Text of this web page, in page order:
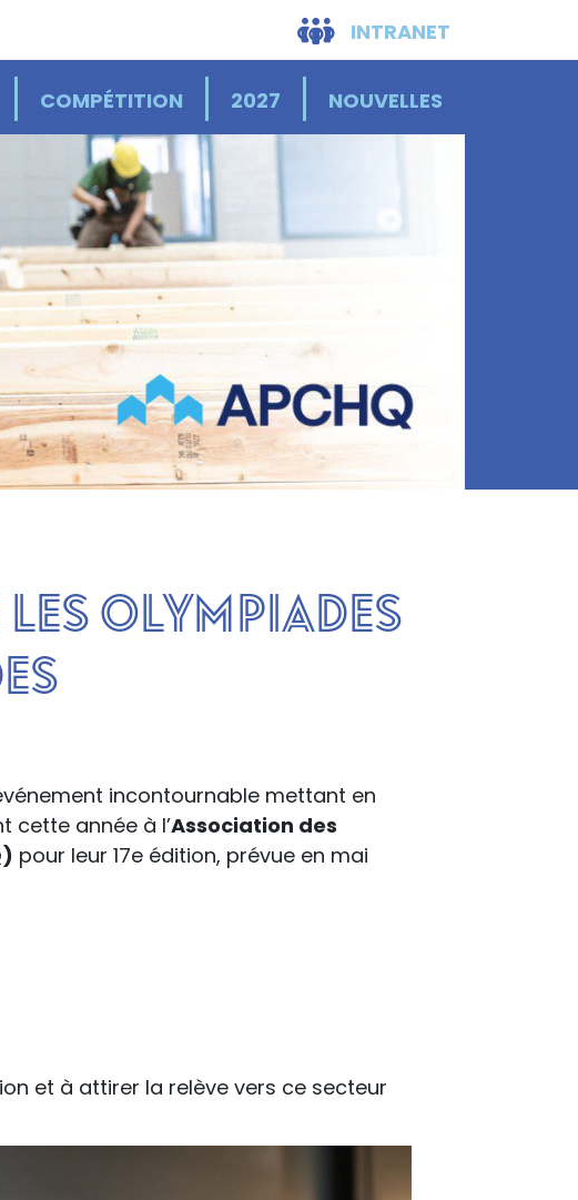
INTRANET
COMPÉTITION 2027 NOUVELLES
Olympiades
incontournable mettant en
cette année à l’Association des
pour leur 17e édition, prévue en mai
et à attirer la relève vers ce secteur